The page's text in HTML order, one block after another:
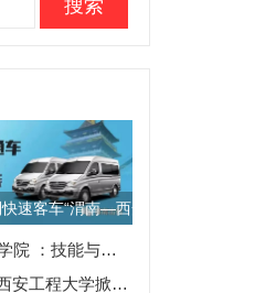
速客车“渭南—西安”11月1日试运营
论并行 人才与企业共赢
大学掀起“扶贫热”